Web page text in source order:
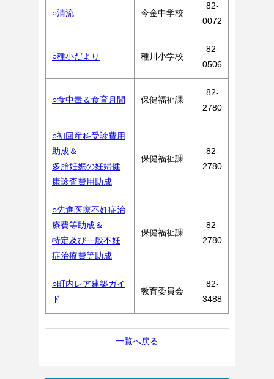
○清流 今金中学校
82-
0072
○種小だより 種川小学校
82-
0506
○食中毒＆食育月間 保健福祉課
82-
2780
○初回産科受診費用
助成＆
多胎妊娠の妊婦健
康診査費用助成
保健福祉課
82-
2780
○先進医療不妊症治
療費等助成＆
特定及び一般不妊
症治療費等助成
保健福祉課
82-
2780
○町内レア建築ガイ
ド
教育委員会
82-
3488
一覧へ戻る